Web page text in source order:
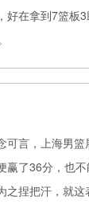
好在拿到7篮板
可言，上海男篮
了36分，也不
之捏把汗，就